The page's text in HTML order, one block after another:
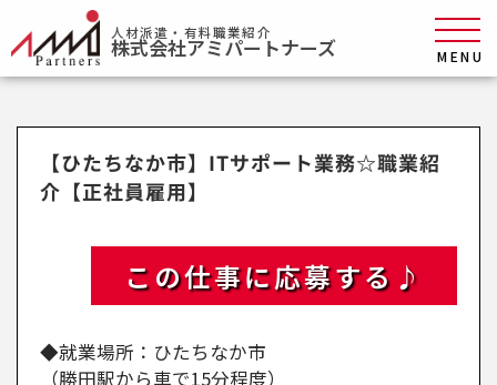
人材派遣・有料職業紹介
株式会社アミパートナーズ MENU
【ひたちなか市】ITサポート業務☆職業紹
介【正社員雇用】
この仕事に応募する♪
◆就業場所：ひたちなか市
（勝田駅から車で15分程度）